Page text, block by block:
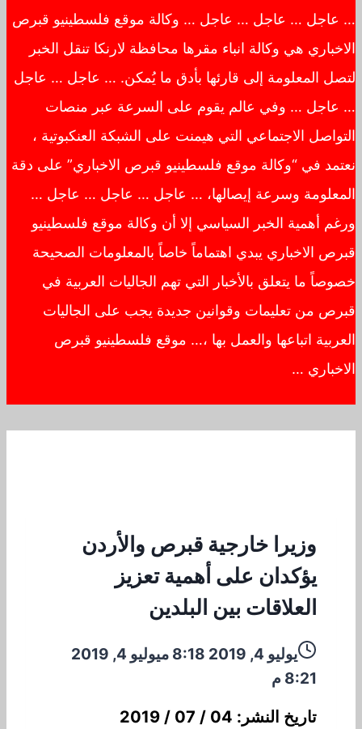
… عاجل … عاجل … عاجل … وكالة موقع فلسطينيو قبرص
الاخباري هي وكالة انباء مقرها محافظة لارنكا تنقل الخبر
لتصل المعلومة إلى قارئها بأدق ما يُمكن. … عاجل … عاجل
… عاجل … وفي عالم يقوم على السرعة عبر منصات
التواصل الاجتماعي التي هيمنت على الشبكة العنكبوتية ،
نعتمد في “وكالة موقع فلسطينيو قبرص الاخباري” على دقة
المعلومة وسرعة إيصالها، … عاجل … عاجل … عاجل …
ورغم أهمية الخبر السياسي إلا أن وكالة موقع فلسطينيو
قبرص الاخباري يبدي اهتماماً خاصاً بالمعلومات الصحيحة
خصوصاً ما يتعلق بالأخبار التي تهم الجاليات العربية في
قبرص من تعليمات وقوانين جديدة يجب على الجاليات
العربية اتباعها والعمل بها ،… موقع فلسطينيو قبرص
الاخباري …
وزيرا خارجية قبرص والأردن
يؤكدان على أهمية تعزيز
العلاقات بين البلدين
يوليو 4, 2019 8:18 م
يوليو 4, 2019
8:21 م
تاريخ النشر: 04 / 07 / 2019